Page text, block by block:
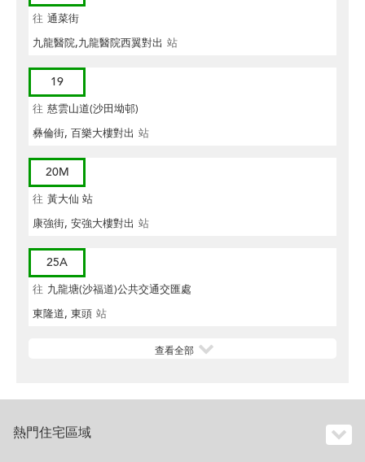
往 通菜街
九龍醫院,九龍醫院西翼對出 站
19
往 慈雲山道(沙田坳邨)
彝倫街, 百樂大樓對出 站
20M
往 黃大仙 站
康強街, 安強大樓對出 站
25A
往 九龍塘(沙福道)公共交通交匯處
東隆道, 東頭 站
查看全部
熱門住宅區域